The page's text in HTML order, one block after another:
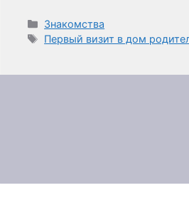
Рубрики
Знакомства
Метки
Первый визит в дом